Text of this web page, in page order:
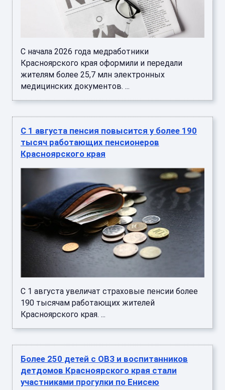
С начала 2026 года медработники
Красноярского края оформили и передали
жителям более 25,7 млн электронных
медицинских документов. ...
С 1 августа пенсия повысится у более 190
тысяч работающих пенсионеров
Красноярского края
С 1 августа увеличат страховые пенсии более
190 тысячам работающих жителей
Красноярского края. ...
Более 250 детей с ОВЗ и воспитанников
детдомов Красноярского края стали
участниками прогулки по Енисею